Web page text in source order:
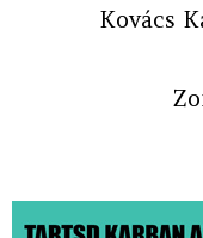
Kovács